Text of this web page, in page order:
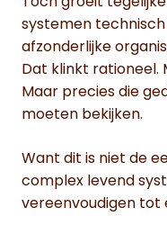
systemen
afzonderlijke
Dat klinkt rationeel.
Maar precies die
moeten bekijken.
Want dit is niet de
complex levend
vereenvoudigen tot